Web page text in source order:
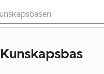
Kunskapsbas